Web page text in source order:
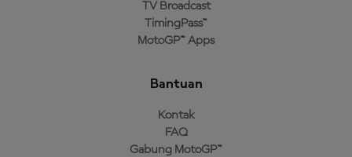
TV Broadcast
TimingPass™
MotoGP™ Apps
Bantuan
Kontak
FAQ
Gabung MotoGP™